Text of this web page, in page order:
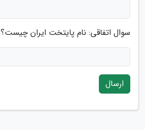
سوال اتفاقی: نام پایتخت ایران چیست؟
ارسال